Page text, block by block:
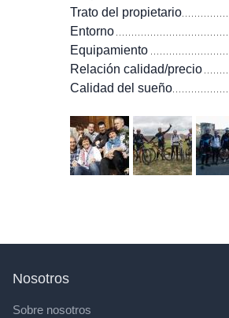
Trato del propietario
Entorno
Equipamiento
Relación calidad/precio
Calidad del sueño
Nosotros
Sobre nosotros